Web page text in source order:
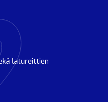
latureittien